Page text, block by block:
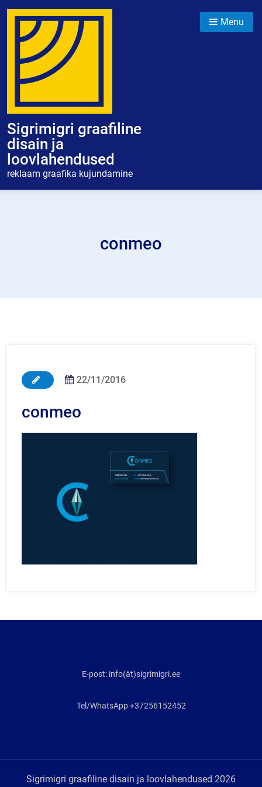
Skip
content
Sigrimigri graafiline
disain ja
loovlahendused
reklaam graafika kujundamine
Menu
conmeo
22/11/2016
conmeo
E-post: info(ät)sigrimigri.ee
Tel/WhatsApp +37256152452
Sigrimigri graafiline disain ja loovlahendused 2026